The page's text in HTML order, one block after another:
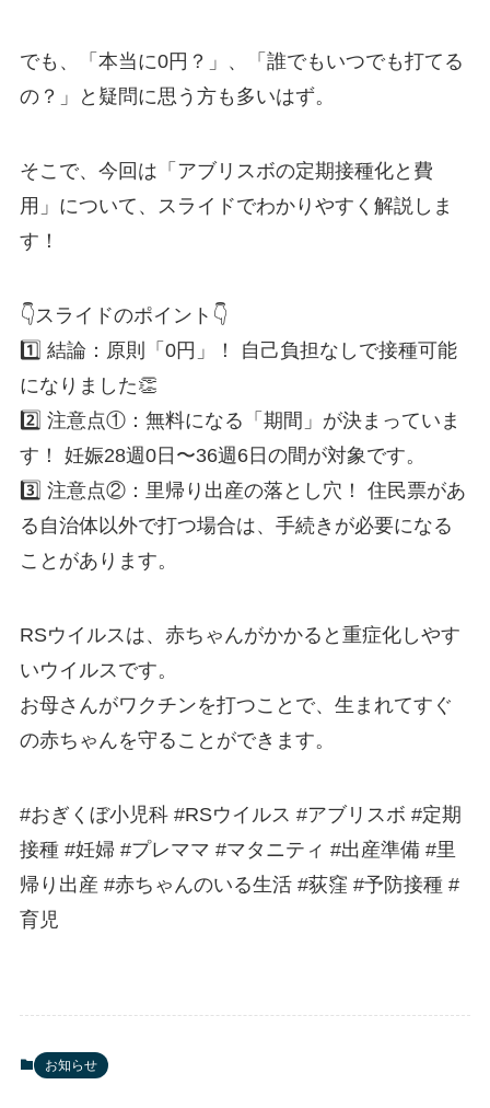
でも、「本当に0円？」、「誰でもいつでも打てる
の？」と疑問に思う方も多いはず。
そこで、今回は「アブリスボの定期接種化と費
用」について、スライドでわかりやすく解説しま
す！
👇スライドのポイント👇
1️⃣ 結論：原則「0円」！ 自己負担なしで接種可能
になりました👏
2️⃣ 注意点①：無料になる「期間」が決まっていま
す！ 妊娠28週0日〜36週6日の間が対象です。
3️⃣ 注意点②：里帰り出産の落とし穴！ 住民票があ
る自治体以外で打つ場合は、手続きが必要になる
ことがあります。
RSウイルスは、赤ちゃんがかかると重症化しやす
いウイルスです。
お母さんがワクチンを打つことで、生まれてすぐ
の赤ちゃんを守ることができます。
#おぎくぼ小児科 #RSウイルス #アブリスボ #定期
接種 #妊婦 #プレママ #マタニティ #出産準備 #里
帰り出産 #赤ちゃんのいる生活 #荻窪 #予防接種 #
育児
お知らせ